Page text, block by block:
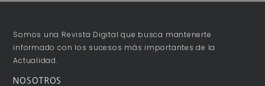
Somos una Revista Digital que busca mantenerte
informado con los sucesos más importantes de la
Actualidad.
NOSOTROS